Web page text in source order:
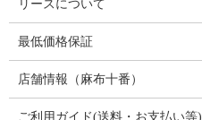
リースについて
最低価格保証
店舗情報（麻布十番）
ご利用ガイド(送料・お支払い等)